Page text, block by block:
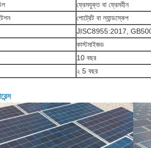
ফ্রেমযুক্ত বা ফ্রেমহীন
পোর্ট্রেট বা ল্যান্ডস্কেপ
JISC8955:2017,
কাস্টমাইজড
10 বছর
২ 5 বছর